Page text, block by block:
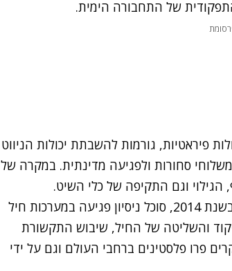
של התחבורה הימית.
פיראטיות, גורמות להשבתת יכולות הניווט
סחורות ולפגיעה מדינתית. במקרה של
הגילוי וגם התקיפה של כלי השיט.
2014,
סוכל ניסיון פגיעה במערכות חיל
והשליטה של החיל, שיבוש התקשורת
פרו פלסטינים ברחבי העולם וגם על ידי